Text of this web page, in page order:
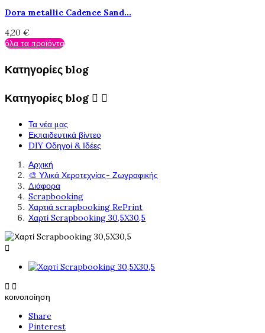
Dora metallic Cadence Sand...
4,20 €
όλα τα προϊόντα
Κατηγορίες blog
Κατηγορίες blog  
Τα νέα μας
Εκπαιδευτικά βίντεο
DIY Οδηγοί & Ιδέες
Αρχική
🎨 Υλικά Χεροτεχνίας- Ζωγραφικής
Διάφορα
Scrapbooking
Χαρτιά scrapbooking RePrint
Χαρτί Scrapbooking 30,5X30,5

 
κοινοποίηση
Share
Pinterest